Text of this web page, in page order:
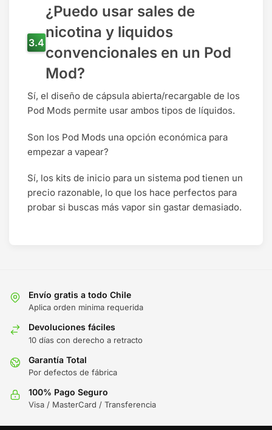
¿Puedo usar sales de
nicotina y liquidos
convencionales en un Pod
Mod?
Sí, el diseño de cápsula abierta/recargable de los
Pod Mods permite usar ambos tipos de líquidos.
Son los Pod Mods una opción económica para
empezar a vapear?
Sí, los kits de inicio para un sistema pod tienen un
precio razonable, lo que los hace perfectos para
probar si buscas más vapor sin gastar demasiado.
Envío gratis a todo Chile
Aplica orden minima requerida
Devoluciones fáciles
10 días con derecho a retracto
Garantía Total
Por defectos de fábrica
100% Pago Seguro
Visa / MasterCard / Transferencia